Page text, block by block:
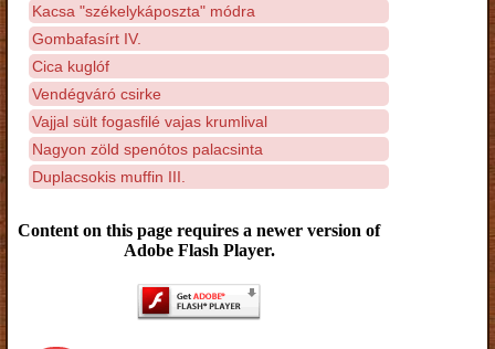
Kacsa "székelykáposzta" módra
Gombafasírt IV.
Cica kuglóf
Vendégváró csirke
Vajjal sült fogasfilé vajas krumlival
Nagyon zöld spenótos palacsinta
Duplacsokis muffin III.
Content on this page requires a newer version of
Adobe Flash Player.